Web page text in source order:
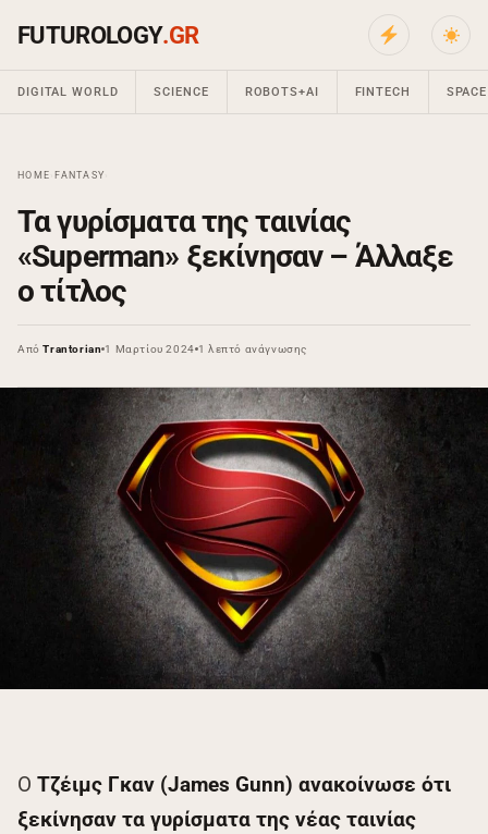
FUTUROLOGY.GR
DIGITAL WORLD SCIENCE ROBOTS+AI FINTECH SPACE
HOME FANTASY
Τα γυρίσματα της ταινίας
«Superman» ξεκίνησαν – Άλλαξε
ο τίτλος
ΑπόTrantorian 1 Μαρτίου 2024 1 λεπτό ανάγνωσης
Ο Τζέιμς Γκαν (James Gunn) ανακοίνωσε ότι
ξεκίνησαν τα γυρίσματα της νέας ταινίας